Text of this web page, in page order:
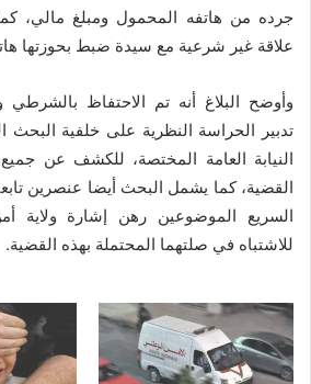
جرده من هاتفه المحمول ومبلغ مالي،
علاقة غير شرعية مع سيدة ضبط بحوزتها
وأوضح البلاغ أنه تم الاحتفاظ
تدبير الحراسة النظرية على خلفية
النيابة العامة المختصة، للكشف عن
القضية، كما يشمل البحث أيضا عنصرين
السريع الموضوعين رهن إشارة ولاية
للاشتباه في صلتهما المحتملة بهذه القضية.